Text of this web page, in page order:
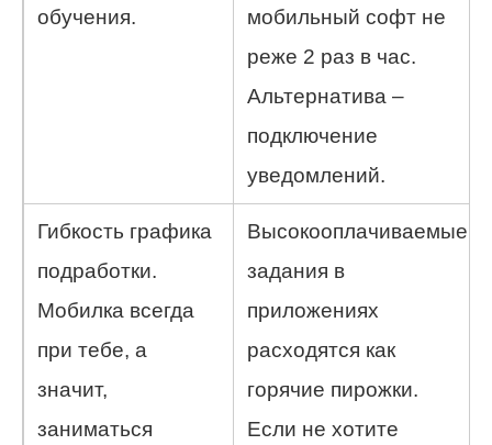
обучения.
мобильный софт не
реже 2 раз в час.
Альтернатива –
подключение
уведомлений.
Гибкость графика
подработки.
Мобилка всегда
при тебе, а
значит,
заниматься
Высокооплачиваемые
задания в
приложениях
расходятся как
горячие пирожки.
Если не хотите